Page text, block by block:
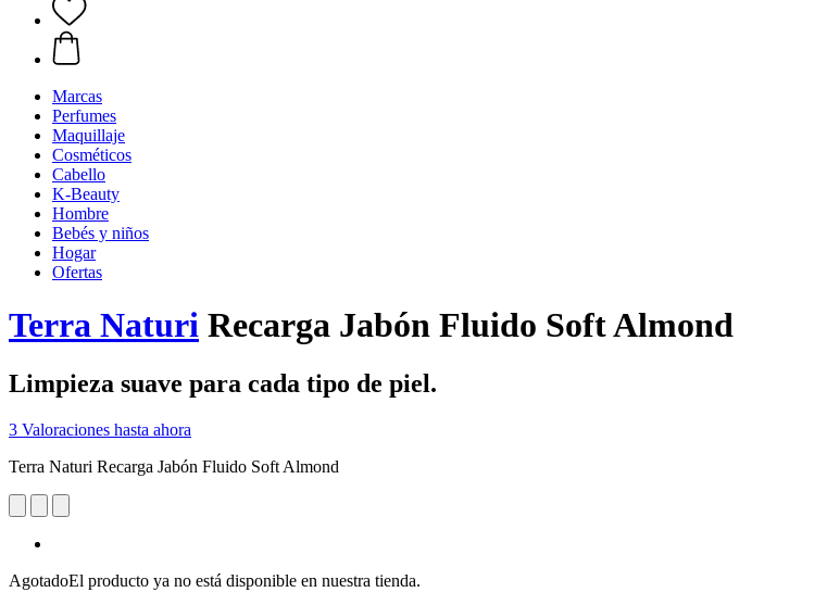
Marcas
Perfumes
Maquillaje
Cosméticos
Cabello
K-Beauty
Hombre
Bebés y niños
Hogar
Ofertas
Terra Naturi Recarga Jabón Fluido Soft Almond
Limpieza suave para cada tipo de piel.
3 Valoraciones hasta ahora
Terra Naturi Recarga Jabón Fluido Soft Almond
AgotadoEl producto ya no está disponible en nuestra tienda.